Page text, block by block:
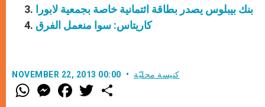
بنك بيبلوس يصدر بطاقة ائتمانية خاصة بجمعية لابورا
كاريتاس: سوا منعمل الفرق
NOVEMBER 22, 2013 00:00 كنيسة محليّة
W
h
M
e
F
a w